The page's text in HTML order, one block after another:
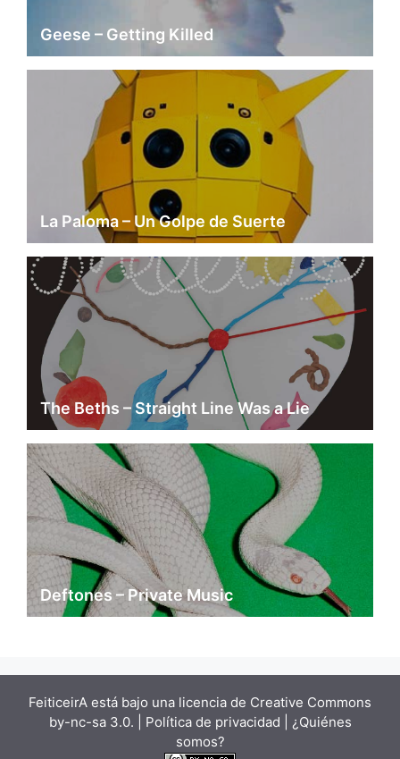
Geese – Getting Killed
La Paloma – Un Golpe de Suerte
The Beths – Straight Line Was a Lie
Deftones – Private Music
FeiticeirA está bajo una licencia de Creative Commons
by-nc-sa 3.0. | Política de privacidad | ¿Quiénes
somos?